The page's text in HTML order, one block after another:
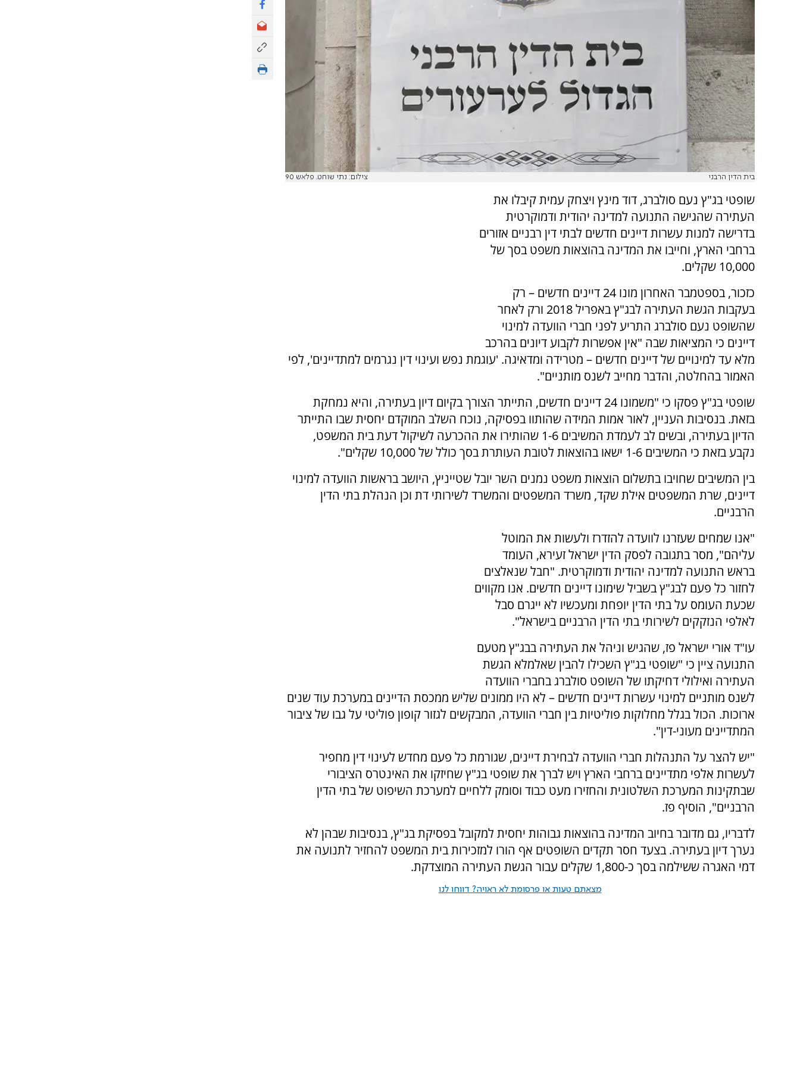
בית הדין הרבני צילום: נתי שוחט. פלאש 90
שופטי בג"ץ נעם סולברג, דוד מינץ ויצחק עמית קיבלו את
העתירה שהגישה התנועה למדינה יהודית ודמוקרטית
בדרישה למנות עשרות דיינים חדשים לבתי דין רבניים אזורים
ברחבי הארץ, וחייבו את המדינה בהוצאות משפט בסך של
10,000 שקלים.
כזכור, בספטמבר האחרון מונו 24 דיינים חדשים – רק
בעקבות הגשת העתירה לבג"ץ באפריל 2018 ורק לאחר
שהשופט נעם סולברג התריע לפני חברי הוועדה למינוי
דיינים כי המציאות שבה "אין אפשרות לקבוע דיונים בהרכב
מלא עד למינויים של דיינים חדשים – מטרידה ומדאיגה. 'עוגמת נפש ועינוי דין נגרמים למתדיינים', לפי
האמור בהחלטה, והדבר מחייב לשנס מותניים".
שופטי בג"ץ פסקו כי "משמונו 24 דיינים חדשים, התייתר הצורך בקיום דיון בעתירה, והיא נמחקת
בזאת. בנסיבות העניין, לאור אמות המידה שהותוו בפסיקה, נוכח השלב המוקדם יחסית שבו התייתר
הדיון בעתירה, ובשים לב לעמדת המשיבים 1-6 שהותירו את ההכרעה לשיקול דעת בית המשפט,
נקבע בזאת כי המשיבים 1-6 ישאו בהוצאות לטובת העותרת בסך כולל של 10,000 שקלים".
בין המשיבים שחויבו בתשלום הוצאות משפט נמנים השר יובל שטייניץ, היושב בראשות הוועדה למינוי
דיינים, שרת המשפטים אילת שקד, משרד המשפטים והמשרד לשירותי דת וכן הנהלת בתי הדין
הרבניים.
"אנו שמחים שעזרנו לוועדה להזדרז ולעשות את המוטל
עליהם", מסר בתגובה לפסק הדין ישראל זעירא, העומד
בראש התנועה למדינה יהודית ודמוקרטית. "חבל שנאלצים
לחזור כל פעם לבג"ץ בשביל שימונו דיינים חדשים. אנו מקווים
שכעת העומס על בתי הדין יופחת ומעכשיו לא ייגרם סבל
לאלפי הנזקקים לשירותי בתי הדין הרבניים בישראל".
עו"ד אורי ישראל פז, שהגיש וניהל את העתירה בבג"ץ מטעם
התנועה ציין כי "שופטי בג"ץ השכילו להבין שאלמלא הגשת
העתירה ואילולי דחיקתו של השופט סולברג בחברי הוועדה
לשנס מותניים למינוי עשרות דיינים חדשים – לא היו ממונים שליש ממכסת הדיינים במערכת עוד שנים
ארוכות. הכול בגלל מחלוקות פוליטיות בין חברי הוועדה, המבקשים לגזור קופון פוליטי על גבו של ציבור
המתדיינים מעוני-דין".
"יש להצר על התנהלות חברי הוועדה לבחירת דיינים, שגורמת כל פעם מחדש לעינוי דין מחפיר
לעשרות אלפי מתדיינים ברחבי הארץ ויש לברך את שופטי בג"ץ שחיזקו את האינטרס הציבורי
שבתקינות המערכת השלטונית והחזירו מעט כבוד וסומק ללחיים למערכת השיפוט של בתי הדין
הרבניים", הוסיף פז.
לדבריו, גם מדובר בחיוב המדינה בהוצאות גבוהות יחסית למקובל בפסיקת בג"ץ, בנסיבות שבהן לא
נערך דיון בעתירה. בצעד חסר תקדים השופטים אף הורו למזכירות בית המשפט להחזיר לתנועה את
דמי האגרה ששילמה בסך כ-1,800 שקלים עבור הגשת העתירה המוצדקת.
מצאתם טעות או פרסומת לא ראויה? דווחו לנו